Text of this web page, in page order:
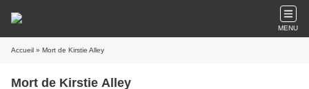
MENU
Accueil » Mort de Kirstie Alley
Mort de Kirstie Alley